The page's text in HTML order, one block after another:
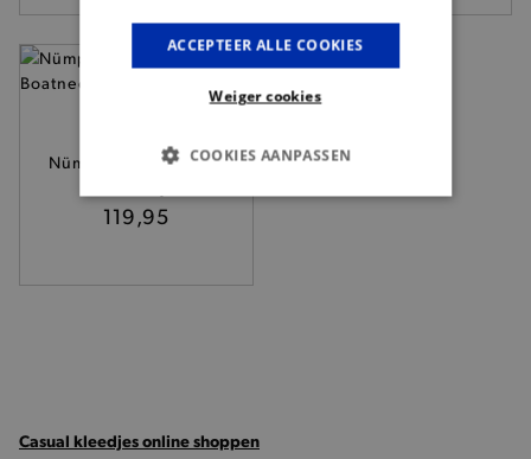
Nümph - Grijze Riette
119,95
Casual kleedjes online shoppen
ACCEPTEER ALLE COOKIES
Weiger cookies
COOKIES AANPASSEN
BASIS COOKIES